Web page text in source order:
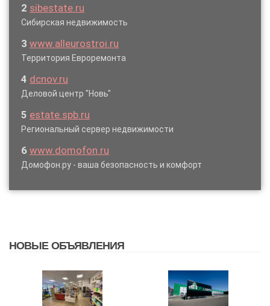
2 sibestate.ru
Сибирская недвижимость
3 www.alleurostroi.ru
Территория Евроремонта
4 dcnov.ru
Деловой центр "Новь"
5 estate.spb.ru
Региональный сервер недвижимости
6 www.domofon.ru
Домофон.ру - ваша безопасность и комфорт
НОВЫЕ ОБЪЯВЛЕНИЯ